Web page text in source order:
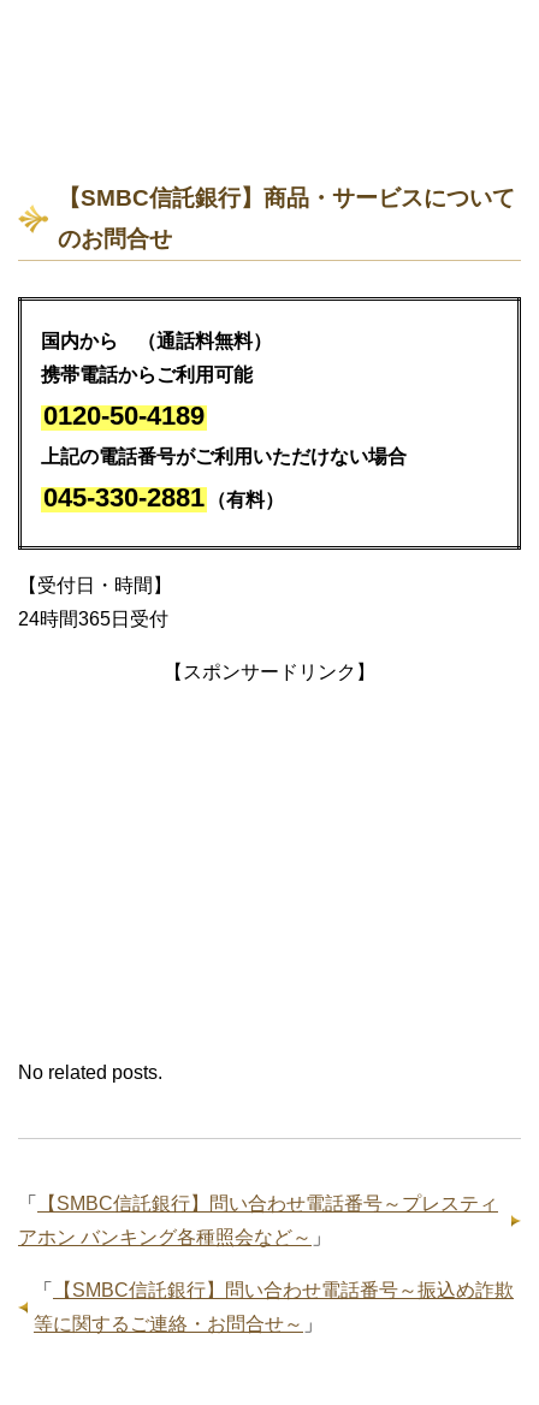
【SMBC信託銀行】商品・サービスについて
のお問合せ
国内から （通話料無料）
携帯電話からご利用可能
0120-50-4189
上記の電話番号がご利用いただけない場合
045-330-2881 （有料）
【受付日・時間】
24時間365日受付
【スポンサードリンク】
No related posts.
「
【SMBC信託銀行】問い合わせ電話番号～プレスティ
アホン バンキング各種照会など～ 」
「
【SMBC信託銀行】問い合わせ電話番号～振込め詐欺
等に関するご連絡・お問合せ～ 」